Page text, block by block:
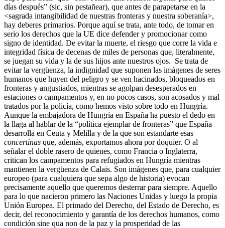
días después” (sic, sin pestañear), que antes de parapetarse en la
<sagrada intangibilidad de nuestras fronteras y nuestra soberanía>,
hay deberes primarios. Porque aquí se trata, ante todo, de tomar en
serio los derechos que la UE dice defender y promocionar como
signo de identidad. De evitar la muerte, el riesgo que corre la vida e
integridad física de decenas de miles de personas que, literalmente,
se juegan su vida y la de sus hijos ante nuestros ojos. Se trata de
evitar la vergüenza, la indignidad que suponen las imágenes de seres
humanos que huyen del peligro y se ven hacinados, bloqueados en
fronteras y angustiados, mientras se agolpan desesperados en
estaciones o campamentos y, en no pocos casos, son acosados y mal
tratados por la policía, como hemos visto sobre todo en Hungría.
Aunque la embajadora de Hungría en España ha puesto el dedo en
la llaga al hablar de la “política ejemplar de fronteras” que España
desarrolla en Ceuta y Melilla y de la que son estandarte esas
concertinas que, además, exportamos ahora por doquier. O al
señalar el doble rasero de quienes, como Francia o Inglaterra,
critican los campamentos para refugiados en Hungría mientras
mantienen la vergüenza de Calais. Son imágenes que, para cualquier
europeo (para cualquiera que sepa algo de historia) evocan
precisamente aquello que queremos desterrar para siempre. Aquello
para lo que nacieron primero las Naciones Unidas y luego la propia
Unión Europea. El primado del Derecho, del Estado de Derecho, es
decir, del reconocimiento y garantía de los derechos humanos, como
condición sine qua non de la paz y la prosperidad de las